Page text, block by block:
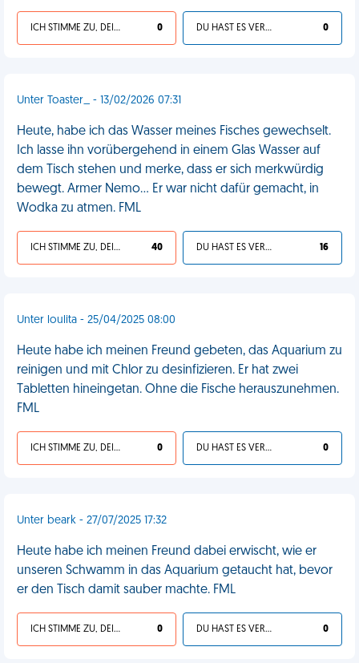
ICH STIMME ZU, DEIN LEBEN IST SCHEISSE 0 DU HAST ES VERDIENT 0
Unter Toaster_ - 13/02/2026 07:31
Heute, habe ich das Wasser meines Fisches gewechselt.
Ich lasse ihn vorübergehend in einem Glas Wasser auf
dem Tisch stehen und merke, dass er sich merkwürdig
bewegt. Armer Nemo... Er war nicht dafür gemacht, in
Wodka zu atmen. FML
ICH STIMME ZU, DEIN LEBEN IST SCHEISSE 40 DU HAST ES VERDIENT 16
Unter loulita - 25/04/2025 08:00
Heute habe ich meinen Freund gebeten, das Aquarium zu
reinigen und mit Chlor zu desinfizieren. Er hat zwei
Tabletten hineingetan. Ohne die Fische herauszunehmen.
FML
ICH STIMME ZU, DEIN LEBEN IST SCHEISSE 0 DU HAST ES VERDIENT 0
Unter beark - 27/07/2025 17:32
Heute habe ich meinen Freund dabei erwischt, wie er
unseren Schwamm in das Aquarium getaucht hat, bevor
er den Tisch damit sauber machte. FML
ICH STIMME ZU, DEIN LEBEN IST SCHEISSE 0 DU HAST ES VERDIENT 0